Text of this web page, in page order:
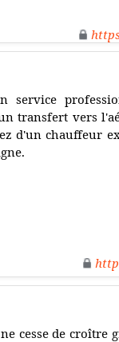
service
transfert vers
d'un chauffeur
cesse de croître